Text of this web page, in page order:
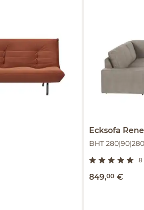
Ecksofa
BHT
8
849,00 €